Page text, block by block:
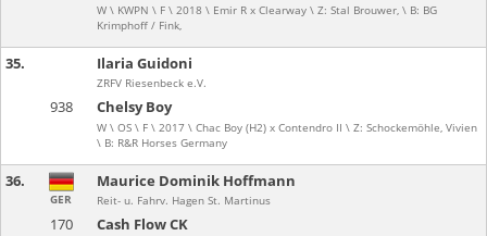
W \ KWPN \ F \ 2018 \ Emir R x Clearway \ Z: Stal Brouwer, \ B: BG
Krimphoff / Fink,
35.
938 Chelsy Boy
W \ OS \ F \ 2017 \ Chac Boy (H2) x Contendro II \ Z: Schockemöhle, Vivien
\ B: R&R Horses Germany
Ilaria Guidoni
ZRFV Riesenbeck e.V.
36.
170 Cash Flow CK
GER
Maurice Dominik Hoffmann
Reit- u. Fahrv. Hagen St. Martinus